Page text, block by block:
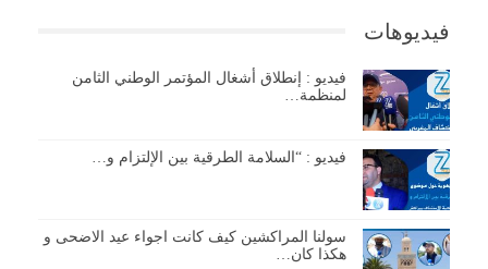
فيديوهات
فيديو : إنطلاق أشغال المؤتمر الوطني الثامن
لمنظمة…
فيديو : “السلامة الطرقية بين الإلتزام و…
سولنا المراكشين كيف كانت اجواء عيد الاضحى و
هكذا كان…